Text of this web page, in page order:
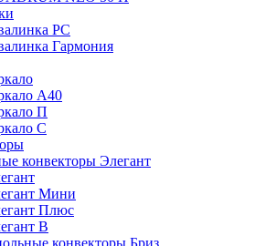
РС
Гармония
А40
П
С
конвекторы Элегант
Мини
Плюс
В
конвекторы Бриз